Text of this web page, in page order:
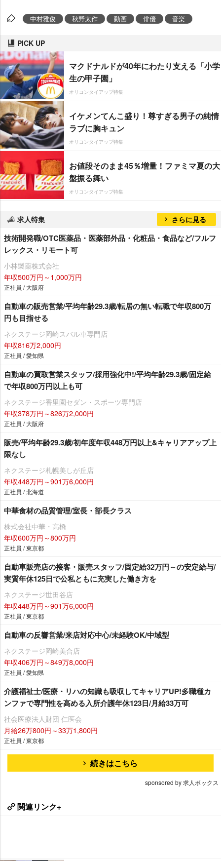
中村雅俊 秋野太作 動画 俳優 音楽
PICK UP
マクドナルドが40年にわたり支える「小学
生の甲子園」
オリコンタイアップ特集
イケメンてんこ盛り！尊すぎる男子の純情
ラブに胸キュン
オリコンタイアップ特集
お値段そのまま45％増量！ファミマ夏の大
盤振る舞い
オリコンタイアップ特集
求人特集 さらに見る
技術開発職/OTC医薬品・医薬部外品・化粧品・食品など/フルフ
レックス・リモート可
小林製薬株式会社
年収500万円～1,000万円
正社員 / 大阪府
自動車の販売営業/平均年齢29.3歳/転居の無い転職で年収800万
円も目指せる
ネクステージ岡崎スバル車専門店
年収816万2,000円
正社員 / 愛知県
自動車の買取営業スタッフ/採用強化中!/平均年齢29.3歳/固定給
で年収800万円以上も可
ネクステージ香里園セダン・スポーツ専門店
年収378万円～826万2,000円
正社員 / 大阪府
販売/平均年齢29.3歳/初年度年収448万円以上&キャリアアップ上
限なし
ネクステージ札幌美しが丘店
年収448万円～901万6,000円
正社員 / 北海道
中華食材の品質管理/室長・部長クラス
株式会社中華・高橋
年収600万円～800万円
正社員 / 東京都
自動車販売店の接客・販売スタッフ/固定給32万円～の安定給与/
実質年休125日で公私ともに充実した働き方を
ネクステージ世田谷店
年収448万円～901万6,000円
正社員 / 東京都
自動車の反響営業/来店対応中心/未経験OK/中域型
ネクステージ岡崎美合店
年収406万円～849万8,000円
正社員 / 愛知県
介護福祉士/医療・リハの知識も吸収してキャリアUP!多職種カ
ンファで専門性を高める入所介護年休123日/月給33万可
社会医療法人財団 仁医会
月給26万800円～33万1,800円
正社員 / 東京都
続きはこちら
sponsored by 求人ボックス
関連リンク+